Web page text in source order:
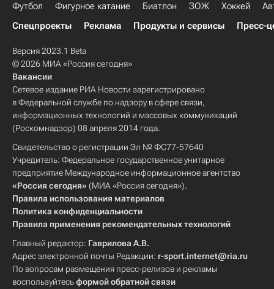
Футбол Фигурное катание Биатлон ЗОЖ Хоккей
Спецпроекты
Реклама Продукты и сервисы Пресс-
Версия 2023.1 Beta
© 2026 МИА «Россия сегодня»
Вакансии
Сетевое издание РИА Новости зарегистрировано
в Федеральной службе по надзору в сфере связи,
информационных технологий и массовых коммуникаций
(Роскомнадзор) 08 апреля 2014 года.
Свидетельство о регистрации Эл № ФС77-57640
Учредитель: Федеральное государственное унитарное
предприятие Международное информационное агентство
«Россия сегодня» (МИА «Россия сегодня»).
Правила использования материалов
Политика конфиденциальности
Правила применения рекомендательных технологий
Главный редактор: Гаврилова А.В.
Адрес электронной почты Редакции: r-sport.internet@ria.ru
По вопросам размещения пресс-релизов и рекламы
воспользуйтесьформой обратной связи